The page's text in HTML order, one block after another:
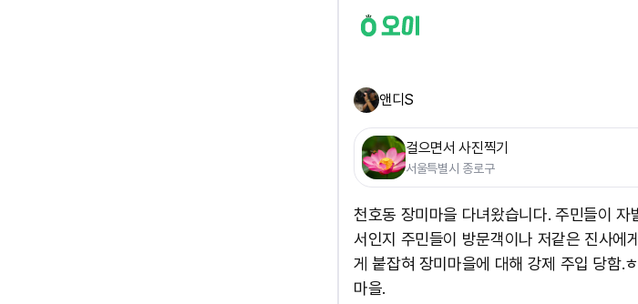
앤디S
걸으면서 사진찍기
서울특별시 종로구
천호동 장미마을 다녀왔습니다. 주민들이 자
서인지 주민들이 방문객이나 저같은 진사에
게 붙잡혀 장미마을에 대해 강제 주입 당함.
마을.